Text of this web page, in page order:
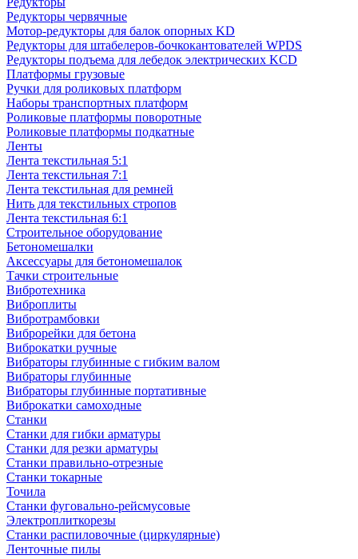
Редукторы червячные
Мотор-редукторы для балок опорных KD
Редукторы для штабелеров-бочкокантователей WPDS
Редукторы подъема для лебедок электрических KCD
Платформы грузовые
Ручки для роликовых платформ
Наборы транспортных платформ
Роликовые платформы поворотные
Роликовые платформы подкатные
Ленты
Лента текстильная 5:1
Лента текстильная 7:1
Лента текстильная для ремней
Нить для текстильных стропов
Лента текстильная 6:1
Строительное оборудование
Бетономешалки
Аксессуары для бетономешалок
Тачки строительные
Вибротехника
Виброплиты
Вибротрамбовки
Виброрейки для бетона
Виброкатки ручные
Вибраторы глубинные с гибким валом
Вибраторы глубинные
Вибраторы глубинные портативные
Виброкатки самоходные
Станки
Станки для гибки арматуры
Станки для резки арматуры
Станки правильно-отрезные
Станки токарные
Точила
Станки фуговально-рейсмусовые
Электроплиткорезы
Станки распиловочные (циркулярные)
Ленточные пилы